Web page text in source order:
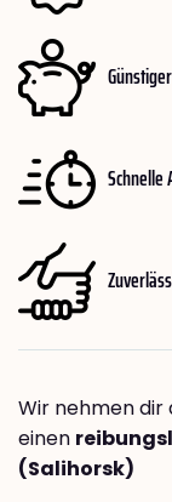
Wir nehmen dir
einen
(Salihorsk)